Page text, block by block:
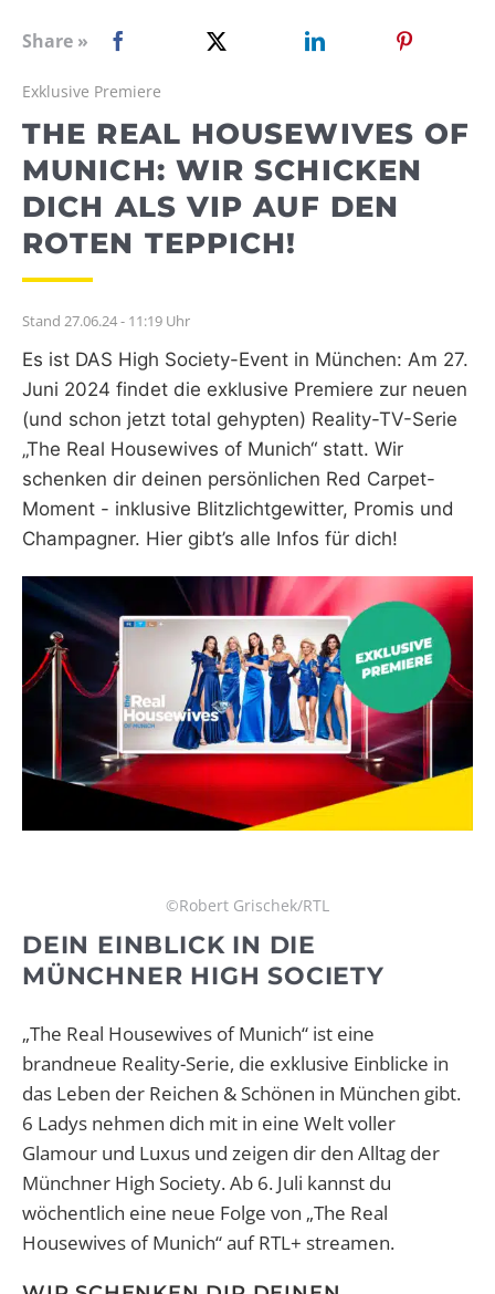
WEBRADIO
Share »
Exklusive Premiere
THE REAL HOUSEWIVES OF
MUNICH: WIR SCHICKEN
DICH ALS VIP AUF DEN
ROTEN TEPPICH!
Stand 27.06.24 - 11:19 Uhr
Es ist DAS High Society-Event in München: Am 27.
Juni 2024 findet die exklusive Premiere zur neuen
(und schon jetzt total gehypten) Reality-TV-Serie
„The Real Housewives of Munich“ statt. Wir
schenken dir deinen persönlichen Red Carpet-
Moment - inklusive Blitzlichtgewitter, Promis und
Champagner. Hier gibt’s alle Infos für dich!
©Robert Grischek/RTL
DEIN EINBLICK IN DIE
MÜNCHNER HIGH SOCIETY
„The Real Housewives of Munich“ ist eine
brandneue Reality-Serie, die exklusive Einblicke in
das Leben der Reichen & Schönen in München gibt.
6 Ladys nehmen dich mit in eine Welt voller
Glamour und Luxus und zeigen dir den Alltag der
Münchner High Society. Ab 6. Juli kannst du
wöchentlich eine neue Folge von „The Real
Housewives of Munich“ auf RTL+ streamen.